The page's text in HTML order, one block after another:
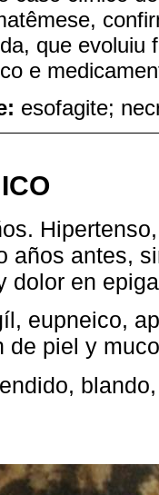
que evoluiu
e
esofagite;
años antes,
dolor en
eupneico,
de piel y